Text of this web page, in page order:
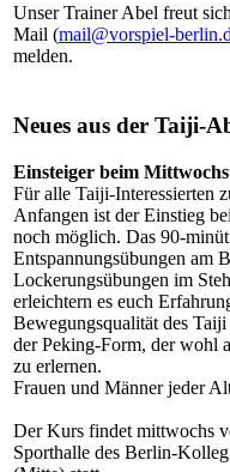
Unser Trainer Abel freut
Mail (mail@vorspiel-
melden.
Neues aus der Taiji-
Einsteiger beim
Für alle Taiji-Interessierten
Anfangen ist der Einstieg
noch möglich. Das 90-
Entspannungsübungen am
Lockerungsübungen im
erleichtern es euch
Bewegungsqualität des
der Peking-Form, der wohl
zu erlernen.
Frauen und Männer jeder
Der Kurs findet mittwochs
Sporthalle des Berlin-